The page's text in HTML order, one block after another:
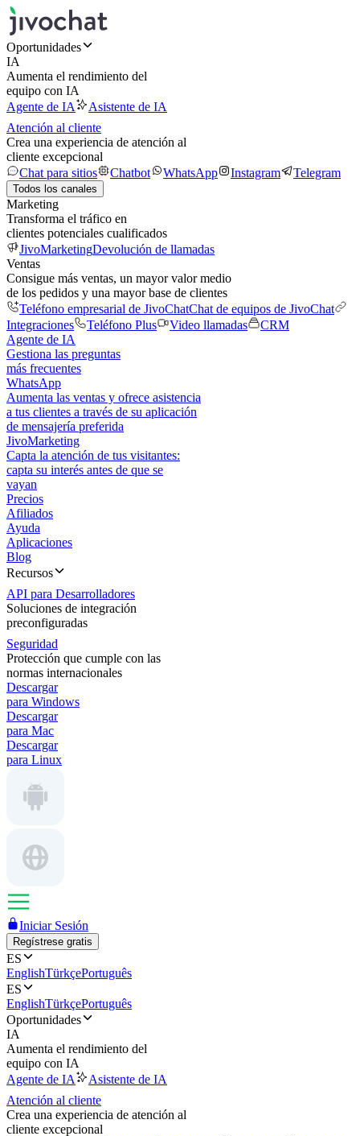
Oportunidades
IA
Aumenta el rendimiento del
equipo con IA
Agente de IA
Asistente de IA
Atención al cliente
Crea una experiencia de atención al
cliente excepcional
Chat para sitios
Chatbot WhatsApp Instagram Telegram
Todos los canales
Marketing
Transforma el tráfico en
clientes potenciales cualificados
JivoMarketingDevolución de llamadas
Ventas
Consigue más ventas, un mayor valor medio
de los pedidos y una mayor base de clientes
Teléfono empresarial de JivoChatChat de equipos de JivoChat
Integraciones
Teléfono Plus Video llamadas
CRM
Agente de IA
Gestiona las preguntas
más frecuentes
WhatsApp
Aumenta las ventas y ofrece asistencia
a tus clientes a través de su aplicación
de mensajería preferida
JivoMarketing
Capta la atención de tus visitantes:
capta su interés antes de que se
vayan
Precios
Afiliados
Ayuda
Aplicaciones
Blog
Recursos
API para Desarrolladores
Soluciones de integración
preconfiguradas
Seguridad
Protección que cumple con las
normas internacionales
Descargar
para Windows
Descargar
para Mac
Descargar
para Linux
Iniciar Sesión
Regístrese gratis
ES
EnglishTürkçePortuguês
ES
EnglishTürkçePortuguês
Oportunidades
IA
Aumenta el rendimiento del
equipo con IA
Agente de IA
Asistente de IA
Atención al cliente
Crea una experiencia de atención al
cliente excepcional